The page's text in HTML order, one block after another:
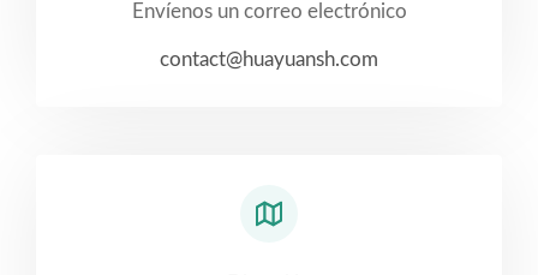
Envíenos un correo electrónico
contact@huayuansh.com